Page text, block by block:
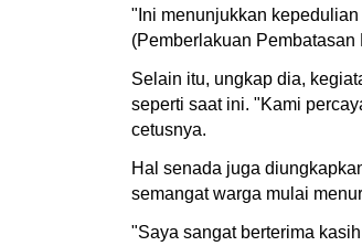
"Ini menunjukkan
(Pemberlakuan Pembatasan
Selain itu, ungkap dia,
seperti saat ini. "Kami
cetusnya.
Hal senada juga
semangat warga mulai
"Saya sangat berterima